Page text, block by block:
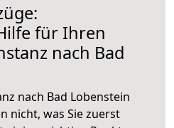
für Ihren
nach Bad
nach Bad Lobenstein
nicht, was Sie zuerst